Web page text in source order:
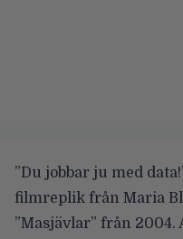
”Du jobbar ju med
filmreplik från Maria
”Masjävlar” från